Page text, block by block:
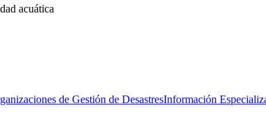
acuática
de Gestión de DesastresInformación